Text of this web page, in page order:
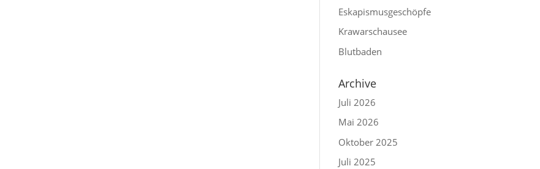
Eskapismusgeschöpfe
Krawarschausee
Blutbaden
Archive
Juli 2026
Mai 2026
Oktober 2025
Juli 2025